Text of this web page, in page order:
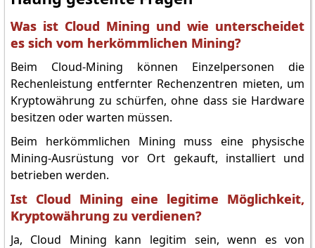
Was ist Cloud Mining und wie unterscheidet
es sich vom herkömmlichen Mining?
Beim Cloud-Mining können Einzelpersonen die
Rechenleistung entfernter Rechenzentren mieten, um
Kryptowährung zu schürfen, ohne dass sie Hardware
besitzen oder warten müssen.
Beim herkömmlichen Mining muss eine physische
Mining-Ausrüstung vor Ort gekauft, installiert und
betrieben werden.
Ist Cloud Mining eine legitime Möglichkeit,
Kryptowährung zu verdienen?
Ja, Cloud Mining kann legitim sein, wenn es von